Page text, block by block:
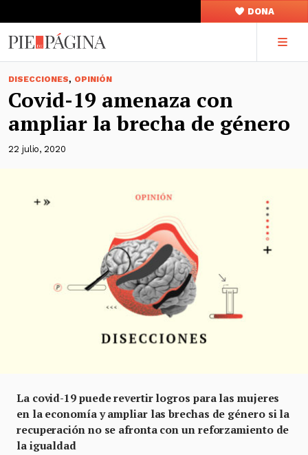
DONA
DISECCIONES, OPINIÓN
Covid-19 amenaza con
ampliar la brecha de género
22 julio, 2020
La covid-19 puede revertir logros para las mujeres
en la economía y ampliar las brechas de género si la
recuperación no se afronta con un reforzamiento de
la igualdad